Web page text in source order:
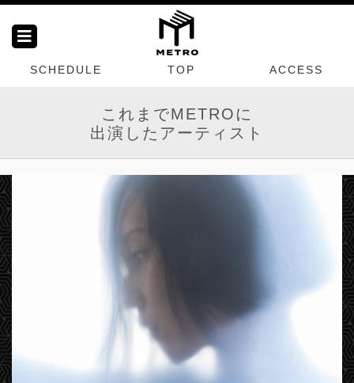
SCHEDULE TOP ACCESS
これまでMETROに
出演したアーティスト